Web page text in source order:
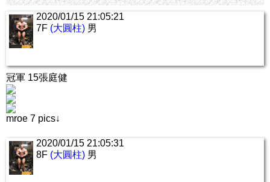
2020/01/15 21:05:21
7F (大圓柱) 男
冠軍 15張庭健
mroe 7 pics↓
2020/01/15 21:05:31
8F (大圓柱) 男